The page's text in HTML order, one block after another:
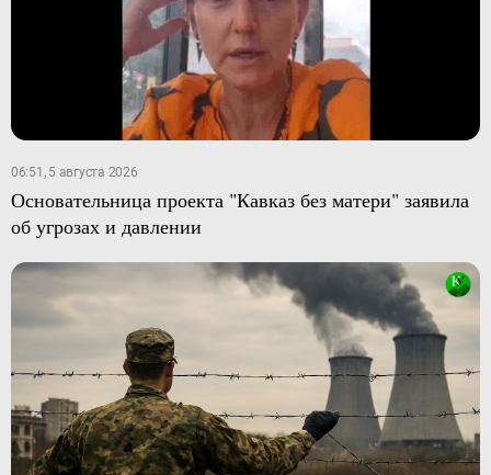
06:51, 5 августа 2026
Основательница проекта "Кавказ без матери" заявила
об угрозах и давлении